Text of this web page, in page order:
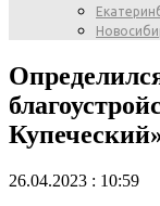
26.04.2023 : 10:59